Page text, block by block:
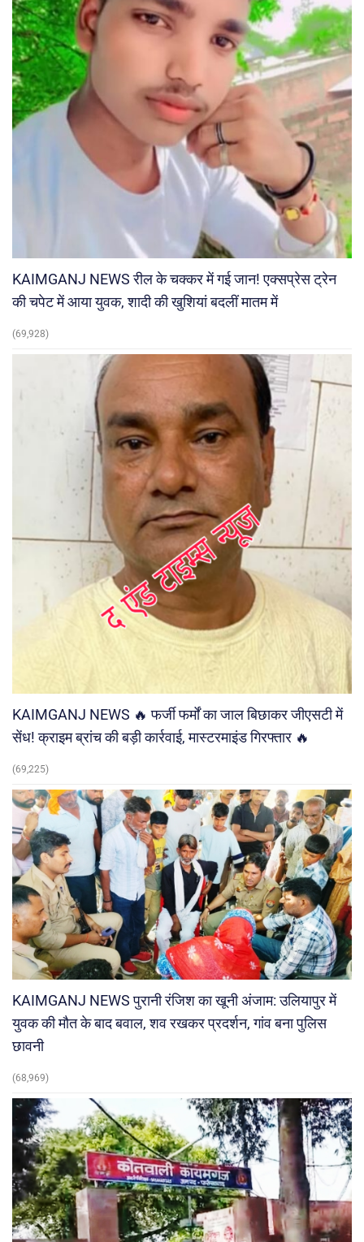
KAIMGANJ NEWS रील के चक्कर में गई जान! एक्सप्रेस ट्रेन
की चपेट में आया युवक, शादी की खुशियां बदलीं मातम में
(69,928)
KAIMGANJ NEWS 🔥 फर्जी फर्मों का जाल बिछाकर जीएसटी में
सेंध! क्राइम ब्रांच की बड़ी कार्रवाई, मास्टरमाइंड गिरफ्तार 🔥
(69,225)
KAIMGANJ NEWS पुरानी रंजिश का खूनी अंजाम: उलियापुर में
युवक की मौत के बाद बवाल, शव रखकर प्रदर्शन, गांव बना पुलिस
छावनी
(68,969)